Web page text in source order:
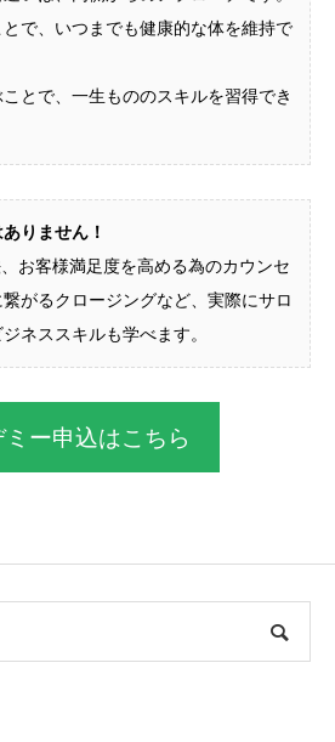
で、いつまでも健康的な体を維持で
とで、一生もののスキルを習得でき
りません！
お客様満足度を高める為のカウンセ
がるクロージングなど、実際にサロ
ネススキルも学べます。
ミー申込はこちら